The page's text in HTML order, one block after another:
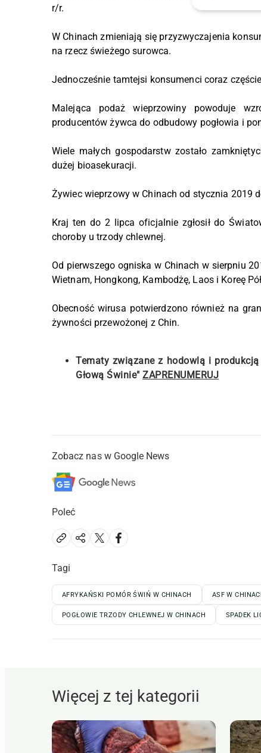
r/r.
W Chinach zmieniają się przyzwyczajenia
na rzecz świeżego surowca.
Jednocześnie tamtejsi konsumenci coraz
Malejąca podaż wieprzowiny powoduje
producentów żywca do odbudowy pogłowia i
Wiele małych gospodarstw zostało
dużej bioasekuracji.
Żywiec wieprzowy w Chinach od stycznia 2019
Kraj ten do 2 lipca oficjalnie zgłosił do
choroby u trzody chlewnej.
Od pierwszego ogniska w Chinach w sierpniu
Wietnam, Hongkong, Kambodżę, Laos i Koreę
Obecność wirusa potwierdzono również na
żywności przewożonej z Chin.
Tematy związane z hodowlą i
Głową Świnie" ZAPRENUMERUJ
Zobacz nas w Google News
Poleć
Tagi
AFRYKAŃSKI POMÓR ŚWIŃ W CHINACH ASF W
POGŁOWIE TRZODY CHLEWNEJ W CHINACH SPADEK
Więcej z tej kategorii